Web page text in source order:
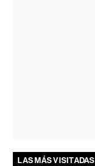
LAS MÁS VISITADAS